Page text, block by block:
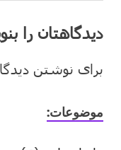
دیدگاهتان را
برای نوشتن
موضوعات: